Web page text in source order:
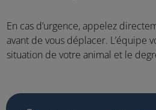
En cas d’urgence, appelez
avant de vous déplacer. L’équipe
situation de votre animal et le